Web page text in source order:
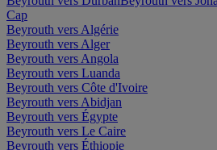
Cap
Beyrouth vers Algérie
Beyrouth vers Alger
Beyrouth vers Angola
Beyrouth vers Luanda
Beyrouth vers Côte d'Ivoire
Beyrouth vers Abidjan
Beyrouth vers Égypte
Beyrouth vers Le Caire
Beyrouth vers Éthiopie